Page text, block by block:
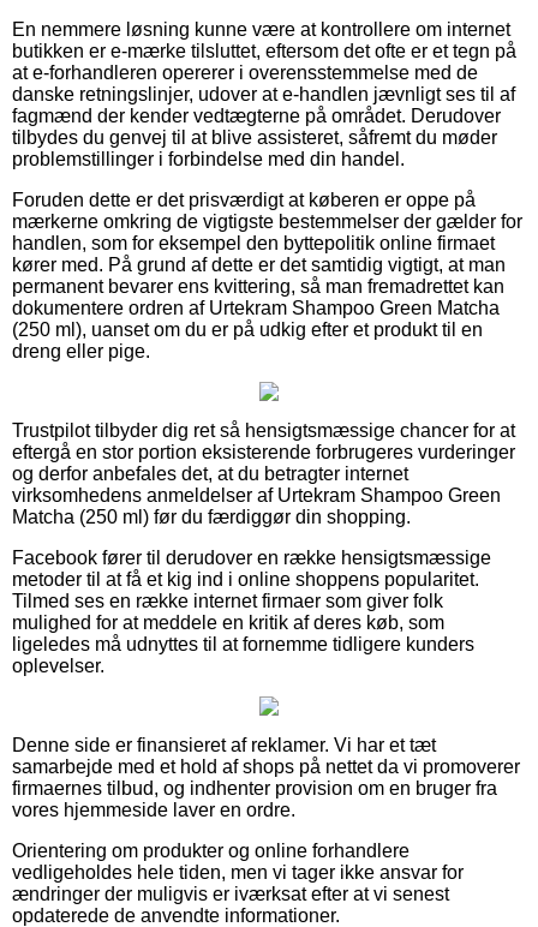
En nemmere løsning kunne være at kontrollere om internet
butikken er e-mærke tilsluttet, eftersom det ofte er et tegn på
at e-forhandleren opererer i overensstemmelse med de
danske retningslinjer, udover at e-handlen jævnligt ses til af
fagmænd der kender vedtægterne på området. Derudover
tilbydes du genvej til at blive assisteret, såfremt du møder
problemstillinger i forbindelse med din handel.
Foruden dette er det prisværdigt at køberen er oppe på
mærkerne omkring de vigtigste bestemmelser der gælder for
handlen, som for eksempel den byttepolitik online firmaet
kører med. På grund af dette er det samtidig vigtigt, at man
permanent bevarer ens kvittering, så man fremadrettet kan
dokumentere ordren af Urtekram Shampoo Green Matcha
(250 ml), uanset om du er på udkig efter et produkt til en
dreng eller pige.
Trustpilot tilbyder dig ret så hensigtsmæssige chancer for at
eftergå en stor portion eksisterende forbrugeres vurderinger
og derfor anbefales det, at du betragter internet
virksomhedens anmeldelser af Urtekram Shampoo Green
Matcha (250 ml) før du færdiggør din shopping.
Facebook fører til derudover en række hensigtsmæssige
metoder til at få et kig ind i online shoppens popularitet.
Tilmed ses en række internet firmaer som giver folk
mulighed for at meddele en kritik af deres køb, som
ligeledes må udnyttes til at fornemme tidligere kunders
oplevelser.
Denne side er finansieret af reklamer. Vi har et tæt
samarbejde med et hold af shops på nettet da vi promoverer
firmaernes tilbud, og indhenter provision om en bruger fra
vores hjemmeside laver en ordre.
Orientering om produkter og online forhandlere
vedligeholdes hele tiden, men vi tager ikke ansvar for
ændringer der muligvis er iværksat efter at vi senest
opdaterede de anvendte informationer.